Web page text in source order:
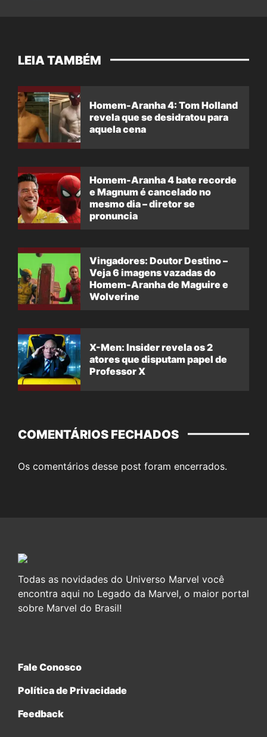
LEIA TAMBÉM
Homem-Aranha 4: Tom Holland
revela que se desidratou para
aquela cena
Homem-Aranha 4 bate recorde
e Magnum é cancelado no
mesmo dia – diretor se
pronuncia
Vingadores: Doutor Destino –
Veja 6 imagens vazadas do
Homem-Aranha de Maguire e
Wolverine
X-Men: Insider revela os 2
atores que disputam papel de
Professor X
COMENTÁRIOS FECHADOS
Os comentários desse post foram encerrados.
Todas as novidades do Universo Marvel você
encontra aqui no Legado da Marvel, o maior portal
sobre Marvel do Brasil!
Fale Conosco
Política de Privacidade
Feedback